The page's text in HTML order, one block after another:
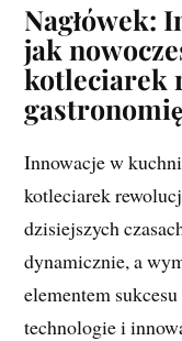
Nagłówek:
jak
kotleciarek
gastronomię
Innowacje w
kotleciarek
dzisiejszych
dynamicznie, a
elementem
technologie i